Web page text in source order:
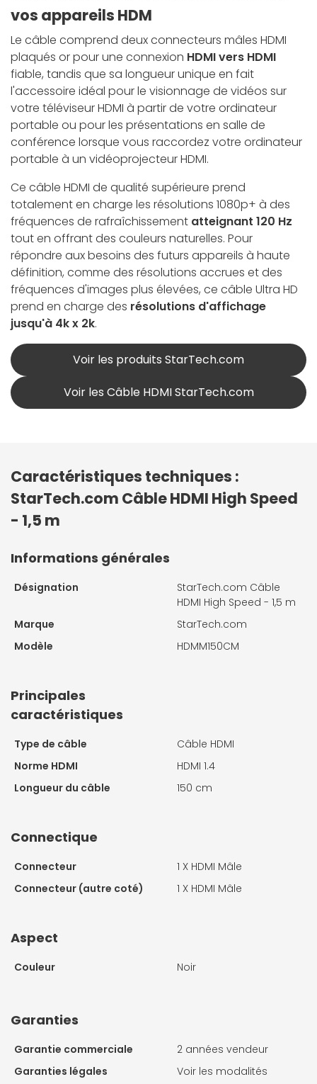
vos appareils HDM
Le câble comprend deux connecteurs mâles HDMI
plaqués or pour une connexion HDMI vers HDMI
fiable, tandis que sa longueur unique en fait
l'accessoire idéal pour le visionnage de vidéos sur
votre téléviseur HDMI à partir de votre ordinateur
portable ou pour les présentations en salle de
conférence lorsque vous raccordez votre ordinateur
portable à un vidéoprojecteur HDMI.
Ce câble HDMI de qualité supérieure prend
totalement en charge les résolutions 1080p+ à des
fréquences de rafraîchissement atteignant 120 Hz
tout en offrant des couleurs naturelles. Pour
répondre aux besoins des futurs appareils à haute
définition, comme des résolutions accrues et des
fréquences d'images plus élevées, ce câble Ultra HD
prend en charge des résolutions d'affichage
jusqu'à 4k x 2k.
Voir les produits StarTech.com
Voir les Câble HDMI StarTech.com
Caractéristiques techniques :
StarTech.com Câble HDMI High Speed
- 1,5 m
Informations générales
Désignation
StarTech.com Câble
HDMI High Speed - 1,5 m
Marque
StarTech.com
Modèle
HDMM150CM
Principales
caractéristiques
Type de câble
Câble HDMI
Norme HDMI
HDMI 1.4
Longueur du câble
150 cm
Connectique
Connecteur 1 X HDMI Mâle
Connecteur (autre coté)
1 X HDMI Mâle
Aspect
Couleur Noir
Garanties
Garantie commerciale
2 années vendeur
Garanties légales
Voir les modalités